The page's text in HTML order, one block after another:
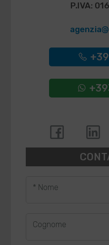
P.IVA:
* Nome
Cognome